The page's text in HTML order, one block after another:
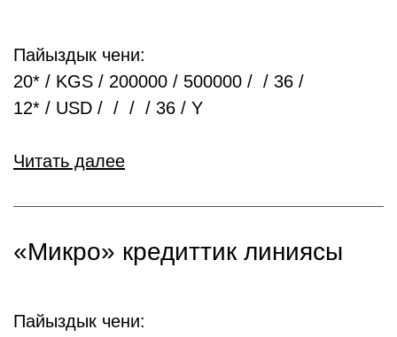
Пайыздык чени:
20* / KGS / 200000 / 500000 / / 36 /
12* / USD / / / / 36 / Y
Читать далее
«Микро» кредиттик линиясы
Пайыздык чени: